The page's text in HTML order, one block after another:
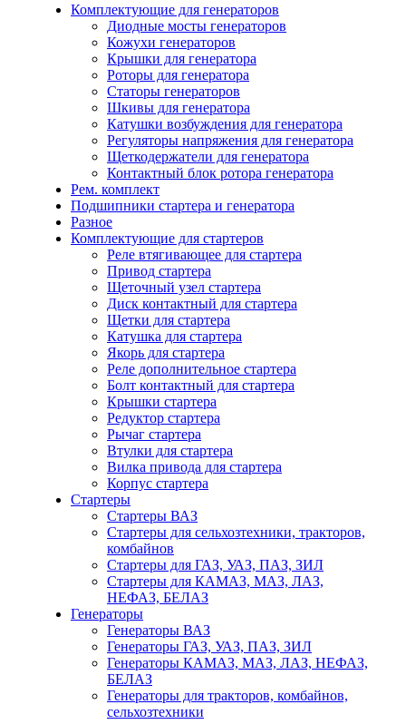
Комплектующие для генераторов
Диодные мосты генераторов
Кожухи генераторов
Крышки для генератора
Роторы для генератора
Статоры генераторов
Шкивы для генератора
Катушки возбуждения для генератора
Регуляторы напряжения для генератора
Щеткодержатели для генератора
Контактный блок ротора генератора
Рем. комплект
Подшипники стартера и генератора
Разное
Комплектующие для стартеров
Реле втягивающее для стартера
Привод стартера
Щеточный узел стартера
Диск контактный для стартера
Щетки для стартера
Катушка для стартера
Якорь для стартера
Реле дополнительное стартера
Болт контактный для стартера
Крышки стартера
Редуктор стартера
Рычаг стартера
Втулки для стартера
Вилка привода для стартера
Корпус стартера
Стартеры
Стартеры ВАЗ
Стартеры для сельхозтехники, тракторов,
комбайнов
Стартеры для ГАЗ, УАЗ, ПАЗ, ЗИЛ
Стартеры для КАМАЗ, МАЗ, ЛАЗ,
НЕФАЗ, БЕЛАЗ
Генераторы
Генераторы ВАЗ
Генераторы ГАЗ, УАЗ, ПАЗ, ЗИЛ
Генераторы КАМАЗ, МАЗ, ЛАЗ, НЕФАЗ,
БЕЛАЗ
Генераторы для тракторов, комбайнов,
сельхозтехники